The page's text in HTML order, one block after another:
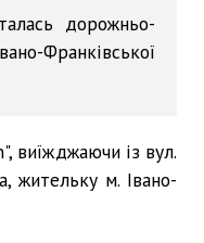
дорожньо-
Франківської
виїжджаючи із вул.
жительку м. Івано-